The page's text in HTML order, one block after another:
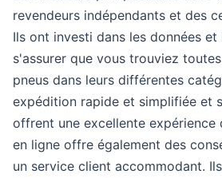
revendeurs indépendants et des
Ils ont investi dans les données
s'assurer que vous trouviez
pneus dans leurs différentes
expédition rapide et simplifiée et
offrent une excellente expérience
en ligne offre également des
un service client accommodant.